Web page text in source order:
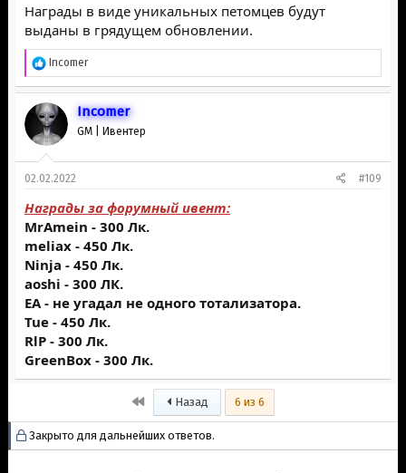
Награды в виде уникальных петомцев будут
выданы в грядущем обновлении.
Р
е
а
к
ц
и
и
Inсоmer
Inсоmer
GM | Ивентер
02.02.2022 #109
Награды за форумный ивент:
MrAmein - 300 Лк.
meliax - 450 Лк.
Ninja - 450 Лк.
aoshi - 300 ЛК.
EA - не угадал не одного тотализатора.
Tue - 450 Лк.
RlP - 300 Лк.
GreenBox - 300 Лк.
ПервыйНазад 6 из 6
Закрыто для дальнейших ответов.